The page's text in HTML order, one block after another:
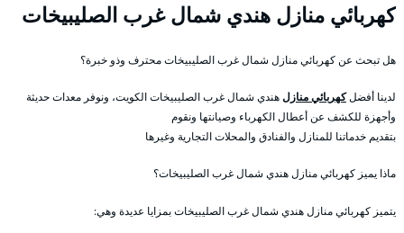
كهربائي منازل هندي شمال غرب الصليبيخات
هل تبحث عن كهربائي منازل شمال غرب الصليبيخات محترف وذو خبرة؟
لدينا أفضلكهربائي منازلهندي شمال غرب الصليبيخات الكويت، ونوفر معدات حديثة
وأجهزة للكشف عن أعطال الكهرباء وصيانتها ونقوم
بتقديم خدماتنا للمنازل والفنادق والمحلات التجارية وغيرها
ماذا يميز كهربائي منازل هندي شمال غرب الصليبيخات؟
يتميز كهربائي منازل هندي شمال غرب الصليبيخات بمزايا عديدة وهي: